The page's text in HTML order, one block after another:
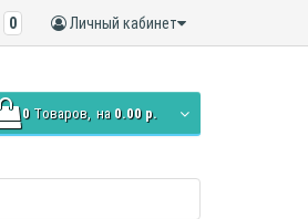
Личный кабинет
0
0 Tоваров, на 0.00 р.